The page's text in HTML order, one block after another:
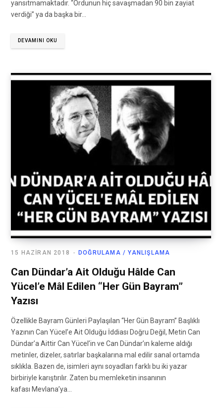
yansıtmamaktadır. “Ordunun hiç savaşmadan 90 bin zayiat
verdiği” ya da başka bir…
DEVAMINI OKU
DOĞRULAMA / YANLIŞLAMA
15 HAZIRAN 2018
Can Dündar’a Ait Olduğu Hâlde Can
Yücel’e Mâl Edilen “Her Gün Bayram”
Yazısı
Özellikle Bayram Günleri Paylaşılan “Her Gün Bayram” Başlıklı
Yazının Can Yücel’e Ait Olduğu İddiası Doğru Değil, Metin Can
Dündar’a Aittir Can Yücel’in ve Can Dündar’ın kaleme aldığı
metinler, dizeler, satırlar başkalarına mal edilir sanal ortamda
sıklıkla. Bazen de, isimleri aynı soyadları farklı bu iki yazar
birbiriyle karıştırılır. Zaten bu memleketin insanının
kafası Mevlana’ya…